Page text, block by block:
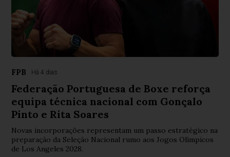
FPB Há 4 dias
Federação Portuguesa de Boxe reforça
equipa técnica nacional com Gonçalo
Pinto e Rita Soares
Novas incorporações representam um passo estratégico na
preparação da Seleção Nacional rumo aos Jogos Olímpicos
de Los Angeles 2028.